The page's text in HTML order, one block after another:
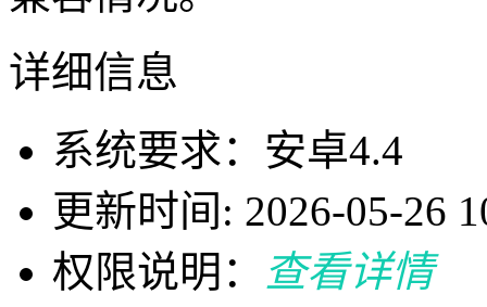
详细信息
系统要求：安卓4.4
更新时间: 2026-05-26
权限说明：
查看详情